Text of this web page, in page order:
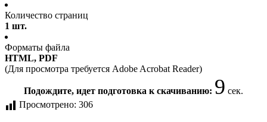
Количество страниц
1 шт.
Форматы файла
HTML, PDF
(Для просмотра требуется Adobe Acrobat Reader)
Подождите, идет подготовка к скачиванию: 9 сек.
Просмотрено: 306